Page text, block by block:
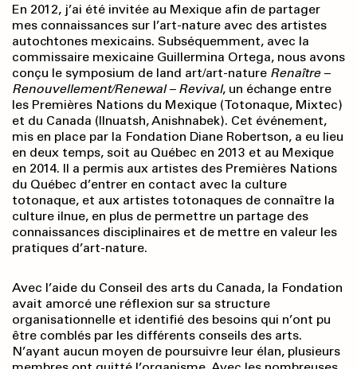
En 2012, j’ai été invitée au Mexique afin de partager
mes connaissances sur l’art-nature avec des artistes
autochtones mexicains. Subséquemment, avec la
commissaire mexicaine Guillermina Ortega, nous avons
conçu le symposium de land art/art-nature Renaître –
Renouvellement/Renewal – Revival, un échange entre
les Premières Nations du Mexique (Totonaque, Mixtec)
et du Canada (Ilnuatsh, Anishnabek). Cet événement,
mis en place par la Fondation Diane Robertson, a eu lieu
en deux temps, soit au Québec en 2013 et au Mexique
en 2014. Il a permis aux artistes des Premières Nations
du Québec d’entrer en contact avec la culture
totonaque, et aux artistes totonaques de connaître la
culture ilnue, en plus de permettre un partage des
connaissances disciplinaires et de mettre en valeur les
pratiques d’art-nature.
Avec l’aide du Conseil des arts du Canada, la Fondation
avait amorcé une réflexion sur sa structure
organisationnelle et identifié des besoins qui n’ont pu
être comblés par les différents conseils des arts.
N’ayant aucun moyen de poursuivre leur élan, plusieurs